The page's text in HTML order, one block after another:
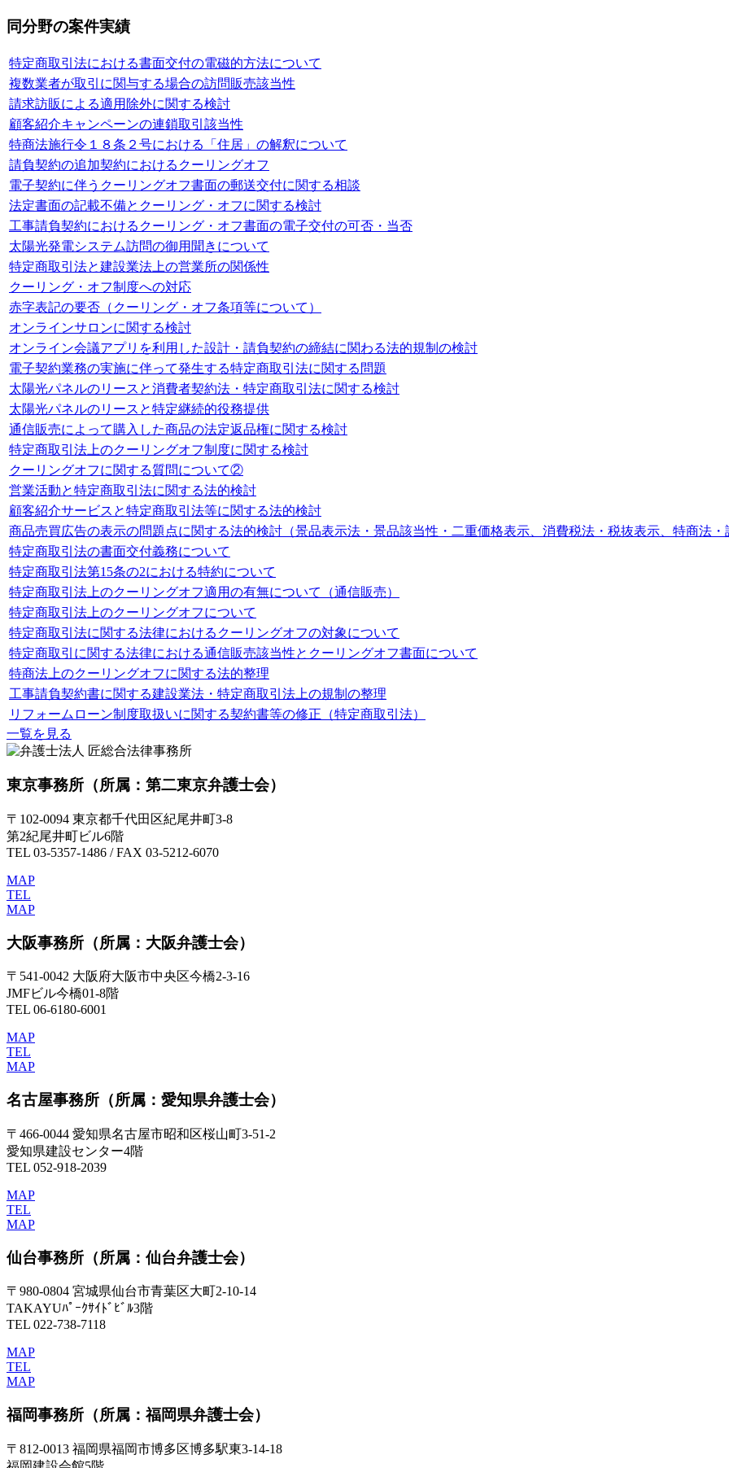
同分野の案件実績
特定商取引法における書面交付の電磁的方法について
複数業者が取引に関与する場合の訪問販売該当性
請求訪販による適用除外に関する検討
顧客紹介キャンペーンの連鎖取引該当性
特商法施行令１８条２号における「住居」の解釈について
請負契約の追加契約におけるクーリングオフ
電子契約に伴うクーリングオフ書面の郵送交付に関する相談
法定書面の記載不備とクーリング・オフに関する検討
工事請負契約におけるクーリング・オフ書面の電子交付の可否・当否
太陽光発電システム訪問の御用聞きについて
特定商取引法と建設業法上の営業所の関係性
クーリング・オフ制度への対応
赤字表記の要否（クーリング・オフ条項等について）
オンラインサロンに関する検討
オンライン会議アプリを利用した設計・請負契約の締結に関わる法的規制の検討
電子契約業務の実施に伴って発生する特定商取引法に関する問題
太陽光パネルのリースと消費者契約法・特定商取引法に関する検討
太陽光パネルのリースと特定継続的役務提供
通信販売によって購入した商品の法定返品権に関する検討
特定商取引法上のクーリングオフ制度に関する検討
クーリングオフに関する質問について②
営業活動と特定商取引法に関する法的検討
顧客紹介サービスと特定商取引法等に関する法的検討
商品売買広告の表示の問題点に関する法的検討（景品表示法・景品該当性・二重価格表示、消費税法・税抜表示、特商法・
特定商取引法の書面交付義務について
特定商取引法第15条の2における特約について
特定商取引法上のクーリングオフ適用の有無について（通信販売）
特定商取引法上のクーリングオフについて
特定商取引法に関する法律におけるクーリングオフの対象について
特定商取引に関する法律における通信販売該当性とクーリングオフ書面について
特商法上のクーリングオフに関する法的整理
工事請負契約書に関する建設業法・特定商取引法上の規制の整理
リフォームローン制度取扱いに関する契約書等の修正（特定商取引法）
一覧を見る
東京事務所 （所属：第二東京弁護士会）
〒102-0094 東京都千代田区紀尾井町3-8
第2紀尾井町ビル6階
TEL 03-5357-1486 / FAX 03-5212-6070
MAP
TEL
MAP
大阪事務所 （所属：大阪弁護士会）
〒541-0042 大阪府大阪市中央区今橋2-3-16
JMFビル今橋01-8階
TEL 06-6180-6001
MAP
TEL
MAP
名古屋事務所 （所属：愛知県弁護士会）
〒466-0044 愛知県名古屋市昭和区桜山町3-51-2
愛知県建設センター4階
TEL 052-918-2039
MAP
TEL
MAP
仙台事務所 （所属：仙台弁護士会）
〒980-0804 宮城県仙台市青葉区大町2-10-14
TAKAYUﾊﾟｰｸｻｲﾄﾞﾋﾞﾙ3階
TEL 022-738-7118
MAP
TEL
MAP
福岡事務所 （所属：福岡県弁護士会）
〒812-0013 福岡県福岡市博多区博多駅東3-14-18